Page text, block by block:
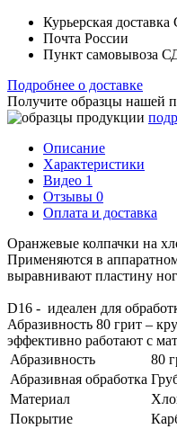
Курьерская
Почта России
Пункт самовывоза
Подробнее о доставке
Получите образцы нашей
Описание
Характеристики
Видео 1
Отзывы 0
Оплата и доставка
Оранжевые колпачки на
Применяются в
выравнивают пластину
D16 - идеален для
Абразивность 80 грит –
эффективно работают с
Абразивность
80
Абразивная обработка
Материал
Покрытие